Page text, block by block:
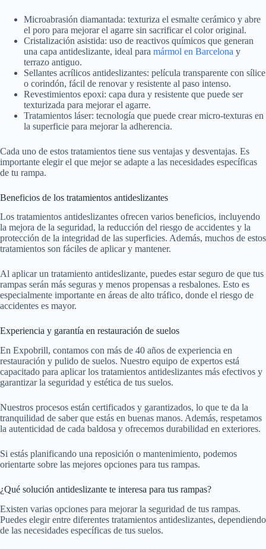
Microabrasión diamantada: texturiza el esmalte cerámico y abre
el poro para mejorar el agarre sin sacrificar el color original.
Cristalización asistida: uso de reactivos químicos que generan
una capa antideslizante, ideal para mármol en Barcelona y
terrazo antiguo.
Sellantes acrílicos antideslizantes: película transparente con sílice
o corindón, fácil de renovar y resistente al paso intenso.
Revestimientos epoxi: capa dura y resistente que puede ser
texturizada para mejorar el agarre.
Tratamientos láser: tecnología que puede crear micro-texturas en
la superficie para mejorar la adherencia.
Cada uno de estos tratamientos tiene sus ventajas y desventajas. Es
importante elegir el que mejor se adapte a las necesidades específicas
de tu rampa.
Beneficios de los tratamientos antideslizantes
Los tratamientos antideslizantes ofrecen varios beneficios, incluyendo
la mejora de la seguridad, la reducción del riesgo de accidentes y la
protección de la integridad de las superficies. Además, muchos de estos
tratamientos son fáciles de aplicar y mantener.
Al aplicar un tratamiento antideslizante, puedes estar seguro de que tus
rampas serán más seguras y menos propensas a resbalones. Esto es
especialmente importante en áreas de alto tráfico, donde el riesgo de
accidentes es mayor.
Experiencia y garantía en restauración de suelos
En Expobrill, contamos con más de 40 años de experiencia en
restauración y pulido de suelos. Nuestro equipo de expertos está
capacitado para aplicar los tratamientos antideslizantes más efectivos y
garantizar la seguridad y estética de tus suelos.
Nuestros procesos están certificados y garantizados, lo que te da la
tranquilidad de saber que estás en buenas manos. Además, respetamos
la autenticidad de cada baldosa y ofrecemos durabilidad en exteriores.
Si estás planificando una reposición o mantenimiento, podemos
orientarte sobre las mejores opciones para tus rampas.
¿Qué solución antideslizante te interesa para tus rampas?
Existen varias opciones para mejorar la seguridad de tus rampas.
Puedes elegir entre diferentes tratamientos antideslizantes, dependiendo
de las necesidades específicas de tus suelos.